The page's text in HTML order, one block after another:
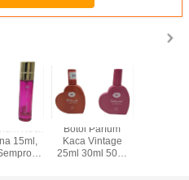
Kecil
15ml,
Botol Parfum
Kaca Vintage
25ml 30ml 50ml